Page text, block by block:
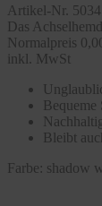
Artikel-Nr.
Das
Normalpreis
inkl. MwSt
Bleibt
Farbe: shadow